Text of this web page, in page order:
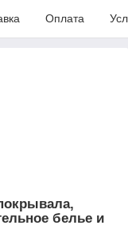
Оплата
белье и